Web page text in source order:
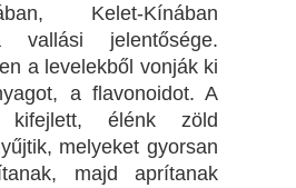
Kelet-Kínában
jelentősége.
a levelekből vonják ki
a flavonoidot. A
kifejlett, élénk zöld
melyeket gyorsan
majd aprítanak